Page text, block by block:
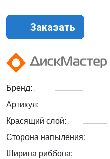
Заказать
Бренд:
Артикул:
Красящий слой:
Сторона напыления:
Ширина риббона: